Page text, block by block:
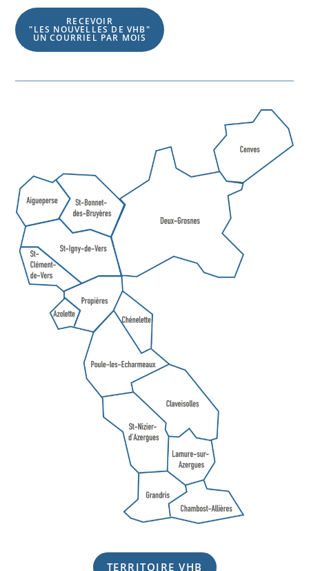
RECEVOIR
"LES NOUVELLES DE VHB"
UN COURRIEL PAR MOIS
TERRITOIRE VHB